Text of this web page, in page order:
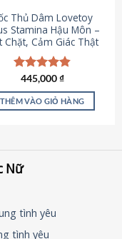
Thủ Dâm Lovetoy
Stamina Hậu Môn –
Chặt, Cảm Giác Thật
Được xếp
hạng4.84
5 sao
445,000₫
THÊM VÀO GIỎ HÀNG
Nữ
tình yêu
tình yêu